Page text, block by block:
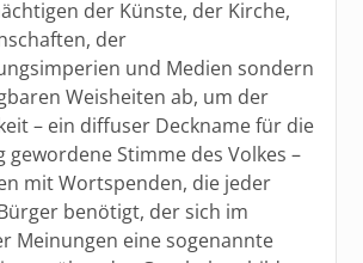
der Künste, der Kirche,
der
und Medien sondern
Weisheiten ab, um der
– ein diffuser Deckname für die
gewordene Stimme des Volkes –
mit Wortspenden, die jeder
benötigt, der sich im
Meinungen eine sogenannte